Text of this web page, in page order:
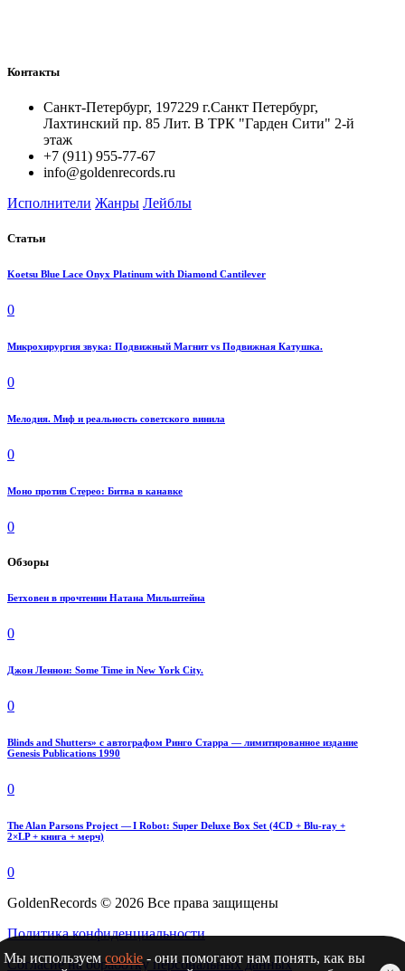
Контакты
Санкт-Петербург, 197229 г.Санкт Петербург,
Лахтинский пр. 85 Лит. B ТРК "Гарден Сити" 2-й
этаж
+7 (911) 955-77-67
info@goldenrecords.ru
Исполнители Жанры Лейблы
Статьи
Koetsu Blue Lace Onyx Platinum with Diamond Cantilever
0
Микрохирургия звука: Подвижный Магнит vs Подвижная Катушка.
0
Мелодия. Миф и реальность советского винила
0
Моно против Стерео: Битва в канавке
0
Обзоры
Бетховен в прочтении Натана Мильштейна
0
Джон Леннон: Some Time in New York City.
0
Blinds and Shutters» с автографом Ринго Старра — лимитированное издание
Genesis Publications 1990
0
The Alan Parsons Project — I Robot: Super Deluxe Box Set (4CD + Blu-ray +
2×LP + книга + мерч)
0
GoldenRecords © 2026 Все права защищены
Политика конфиденциальности
Согласие на обработку персональных данных
Мы используемcookie - они помогают нам понять, как вы